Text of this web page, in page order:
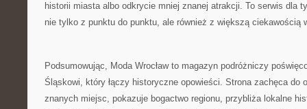
historii miasta albo odkrycie mniej znanej atrakcji. To serwis dla
nie tylko z punktu do punktu, ale również z większą ciekawością
Podsumowując, Moda Wrocław to magazyn podróżniczy
Śląskowi, który łączy historyczne opowieści. Strona zachęca do
znanych miejsc, pokazuje bogactwo regionu, przybliża lokalne